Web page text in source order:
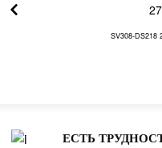
SV308-DS218
ЕСТЬ